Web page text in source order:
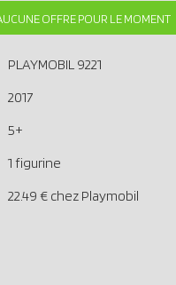
OFFRE POUR LE MOMENT
PLAYMOBIL 9221
2017
5+
1 figurine
22.49 € chez Playmobil